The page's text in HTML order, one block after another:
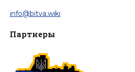
info@bitva.wiki
Партнеры